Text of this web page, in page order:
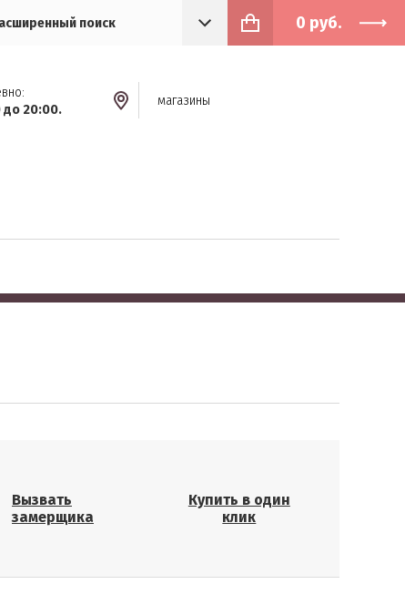
поиск 0 руб.
до 20:00.
магазины
Вызвать
замерщика
Купить в один
клик